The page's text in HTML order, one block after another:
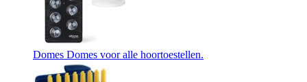
Domes Domes voor alle hoortoestellen.